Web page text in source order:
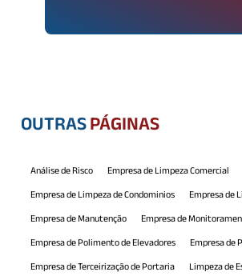
OUTRASPÁGINAS
Análise de Risco
Empresa de Limpeza Comercial
Empresa de Limpeza de Condominios
Empresa de
Empresa de Manutenção
Empresa de
Empresa de Polimento de Elevadores
Empresa de
Empresa de Terceirização de Portaria
Limpeza de